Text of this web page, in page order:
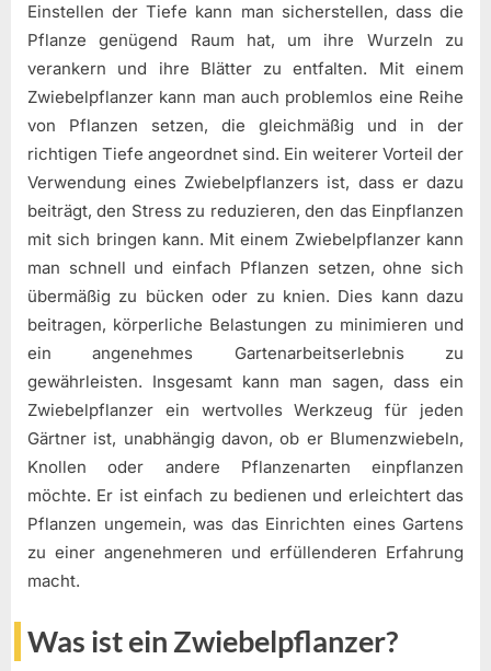
Einstellen der Tiefe kann man sicherstellen, dass die
Pflanze genügend Raum hat, um ihre Wurzeln zu
verankern und ihre Blätter zu entfalten. Mit einem
Zwiebelpflanzer kann man auch problemlos eine Reihe
von Pflanzen setzen, die gleichmäßig und in der
richtigen Tiefe angeordnet sind. Ein weiterer Vorteil der
Verwendung eines Zwiebelpflanzers ist, dass er dazu
beiträgt, den Stress zu reduzieren, den das Einpflanzen
mit sich bringen kann. Mit einem Zwiebelpflanzer kann
man schnell und einfach Pflanzen setzen, ohne sich
übermäßig zu bücken oder zu knien. Dies kann dazu
beitragen, körperliche Belastungen zu minimieren und
ein angenehmes Gartenarbeitserlebnis zu
gewährleisten. Insgesamt kann man sagen, dass ein
Zwiebelpflanzer ein wertvolles Werkzeug für jeden
Gärtner ist, unabhängig davon, ob er Blumenzwiebeln,
Knollen oder andere Pflanzenarten einpflanzen
möchte. Er ist einfach zu bedienen und erleichtert das
Pflanzen ungemein, was das Einrichten eines Gartens
zu einer angenehmeren und erfüllenderen Erfahrung
macht.
Was ist ein Zwiebelpflanzer?